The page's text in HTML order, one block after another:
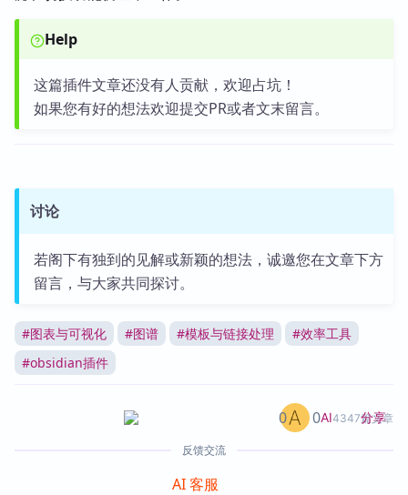
Help
这篇插件文章还没有人贡献，欢迎占坑！
如果您有好的想法欢迎提交PR或者文末留言。
讨论
若阁下有独到的见解或新颖的想法，诚邀您在文章下方
留言，与大家共同探讨。
#图表与可视化 #图谱 #模板与链接处理 #效率工具
#obsidian插件
AI4347篇文章
0 0 分享
反馈交流
AI 客服